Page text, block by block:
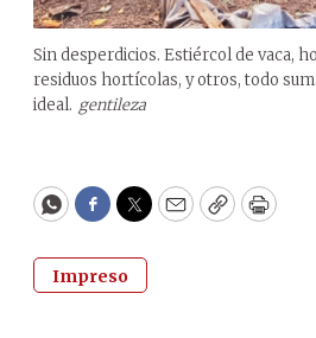
Sin desperdicios. Estiércol de vaca,
residuos hortícolas, y otros, todo
ideal. gentileza
WhatsApp
Facebook
Twitter
EmailCopyPrint
Impreso